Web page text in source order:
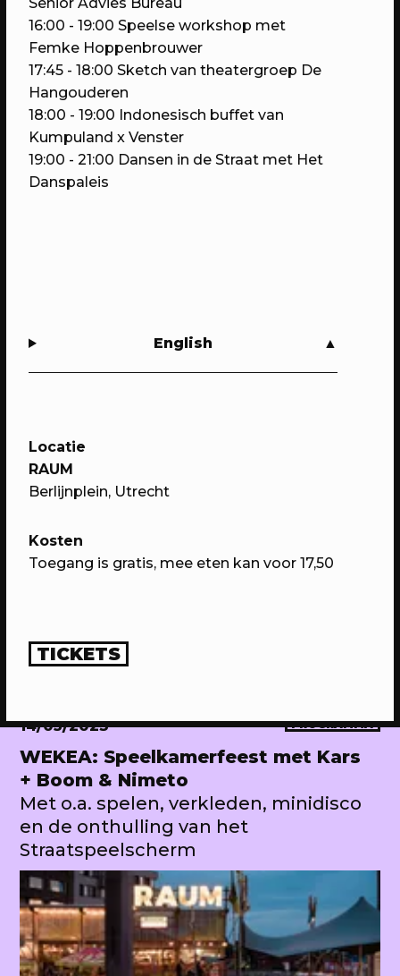
Utrecht!
Met muziek van Stranded.fm,
GigaSjoelen & nog veel meer.
WEKEA: Buurtkamerfeest met de
bijzondere exposities over het
thuisgevoel
14/05/2023 PROGRAMMA
WEKEA: Speelkamerfeest met Kars
+ Boom & Nimeto
Met o.a. spelen, verkleden, minidisco
en de onthulling van het
Straatspeelscherm
Locatie
RAUM
Berlijnplein, Utrecht
Kosten
Toegang is gratis, mee eten kan voor 17,50
TICKETS
16:00 - 19:00 Speelse workshop met
Femke Hoppenbrouwer
17:45 - 18:00 Sketch van theatergroep De
Hangouderen
18:00 - 19:00 Indonesisch buffet van
Kumpuland x Venster
19:00 - 21:00 Dansen in de Straat met Het
Danspaleis
English